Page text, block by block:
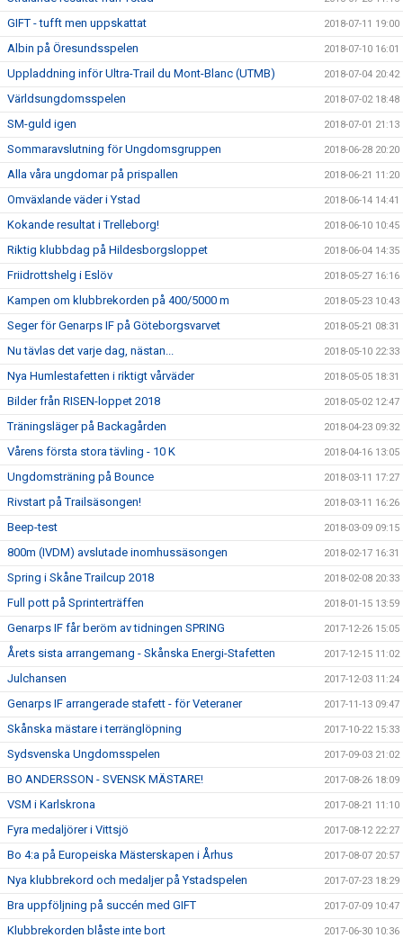
GIFT - tufft men uppskattat 2018-07-11 19:00
Albin på Öresundsspelen 2018-07-10 16:01
Uppladdning inför Ultra-Trail du Mont-Blanc (UTMB) 2018-07-04 20:42
Världsungdomsspelen 2018-07-02 18:48
SM-guld igen 2018-07-01 21:13
Sommaravslutning för Ungdomsgruppen 2018-06-28 20:20
Alla våra ungdomar på prispallen 2018-06-21 11:20
Omväxlande väder i Ystad 2018-06-14 14:41
Kokande resultat i Trelleborg! 2018-06-10 10:45
Riktig klubbdag på Hildesborgsloppet 2018-06-04 14:35
Friidrottshelg i Eslöv 2018-05-27 16:16
Kampen om klubbrekorden på 400/5000 m 2018-05-23 10:43
Seger för Genarps IF på Göteborgsvarvet 2018-05-21 08:31
Nu tävlas det varje dag, nästan... 2018-05-10 22:33
Nya Humlestafetten i riktigt vårväder 2018-05-05 18:31
Bilder från RISEN-loppet 2018 2018-05-02 12:47
Träningsläger på Backagården 2018-04-23 09:32
Vårens första stora tävling - 10 K 2018-04-16 13:05
Ungdomsträning på Bounce 2018-03-11 17:27
Rivstart på Trailsäsongen! 2018-03-11 16:26
Beep-test 2018-03-09 09:15
800m (IVDM) avslutade inomhussäsongen 2018-02-17 16:31
Spring i Skåne Trailcup 2018 2018-02-08 20:33
Full pott på Sprinterträffen 2018-01-15 13:59
Genarps IF får beröm av tidningen SPRING 2017-12-26 15:05
Årets sista arrangemang - Skånska Energi-Stafetten 2017-12-15 11:02
Julchansen 2017-12-03 11:24
Genarps IF arrangerade stafett - för Veteraner 2017-11-13 09:47
Skånska mästare i terränglöpning 2017-10-22 15:33
Sydsvenska Ungdomsspelen 2017-09-03 21:02
BO ANDERSSON - SVENSK MÄSTARE! 2017-08-26 18:09
VSM i Karlskrona 2017-08-21 11:10
Fyra medaljörer i Vittsjö 2017-08-12 22:27
Bo 4:a på Europeiska Mästerskapen i Århus 2017-08-07 20:57
Nya klubbrekord och medaljer på Ystadspelen 2017-07-23 18:29
Bra uppföljning på succén med GIFT 2017-07-09 10:47
Klubbrekorden blåste inte bort 2017-06-30 10:36